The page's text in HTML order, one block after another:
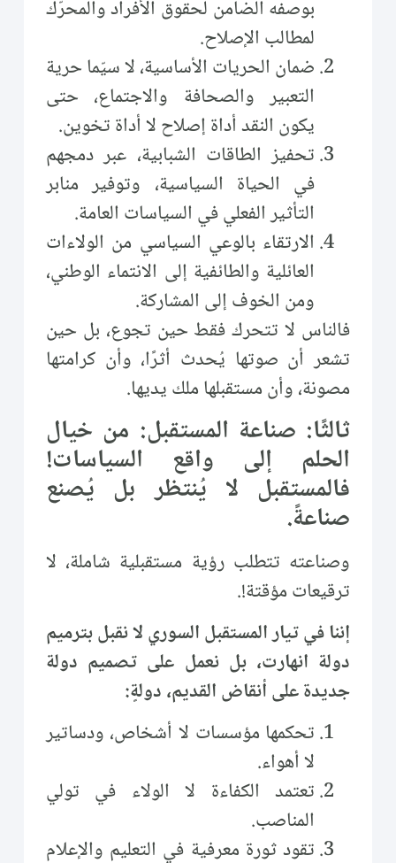
بوصفه الضامن لحقوق الأفراد والمحرّك
لمطالب الإصلاح.
ضمان الحريات الأساسية، لا سيّما حرية
التعبير والصحافة والاجتماع، حتى
يكون النقد أداة إصلاح لا أداة تخوين.
تحفيز الطاقات الشبابية، عبر دمجهم
في الحياة السياسية، وتوفير منابر
التأثير الفعلي في السياسات العامة.
الارتقاء بالوعي السياسي من الولاءات
العائلية والطائفية إلى الانتماء الوطني،
ومن الخوف إلى المشاركة.
فالناس لا تتحرك فقط حين تجوع، بل حين
تشعر أن صوتها يُحدث أثرًا، وأن كرامتها
مصونة، وأن مستقبلها ملك يديها.
ثالثًا: صناعة المستقبل: من خيال
الحلم إلى واقع السياسات!
فالمستقبل لا يُنتظر بل يُصنع
صناعةً.
وصناعته تتطلب رؤية مستقبلية شاملة، لا
ترقيعات مؤقتة!.
إننا في تيار المستقبل السوري لا نقبل بترميم
دولة انهارت، بل نعمل على تصميم دولة
جديدة على أنقاض القديم، دولةٍ:
تحكمها مؤسسات لا أشخاص، ودساتير
لا أهواء.
تعتمد الكفاءة لا الولاء في تولي
المناصب.
تقود ثورة معرفية في التعليم والإعلام